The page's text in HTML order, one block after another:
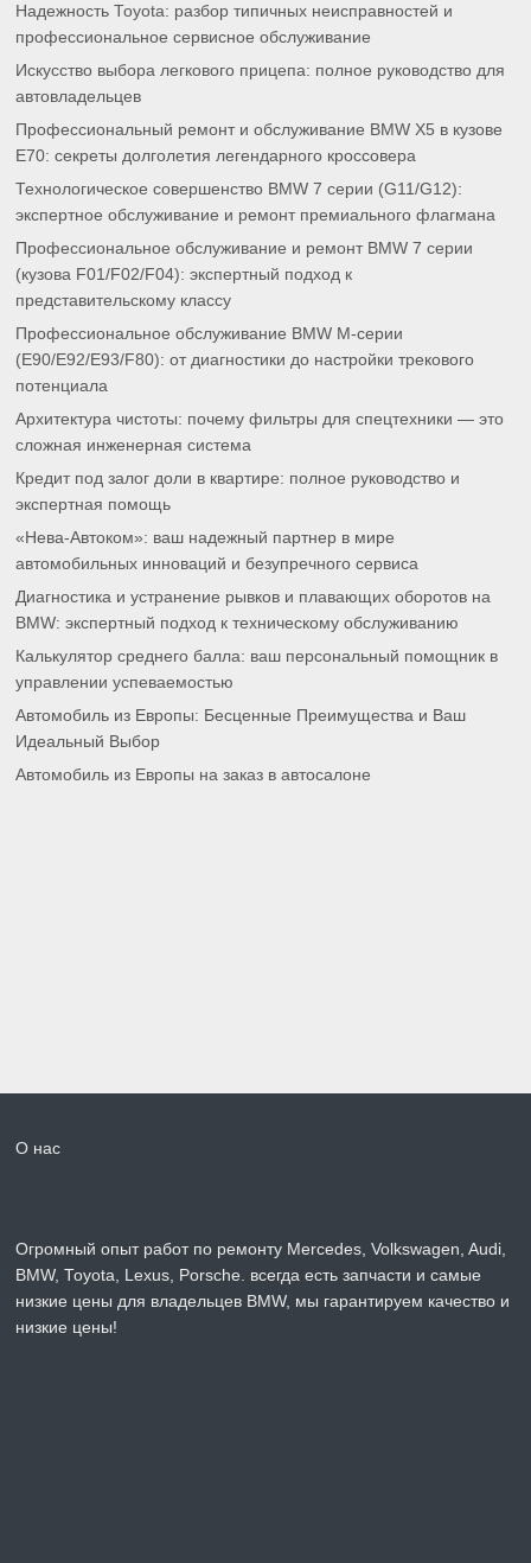
Надежность Toyota: разбор типичных неисправностей и
профессиональное сервисное обслуживание
Искусство выбора легкового прицепа: полное руководство для
автовладельцев
Профессиональный ремонт и обслуживание BMW X5 в кузове
E70: секреты долголетия легендарного кроссовера
Технологическое совершенство BMW 7 серии (G11/G12):
экспертное обслуживание и ремонт премиального флагмана
Профессиональное обслуживание и ремонт BMW 7 серии
(кузова F01/F02/F04): экспертный подход к
представительскому классу
Профессиональное обслуживание BMW M-серии
(E90/E92/E93/F80): от диагностики до настройки трекового
потенциала
Архитектура чистоты: почему фильтры для спецтехники — это
сложная инженерная система
Кредит под залог доли в квартире: полное руководство и
экспертная помощь
«Нева-Автоком»: ваш надежный партнер в мире
автомобильных инноваций и безупречного сервиса
Диагностика и устранение рывков и плавающих оборотов на
BMW: экспертный подход к техническому обслуживанию
Калькулятор среднего балла: ваш персональный помощник в
управлении успеваемостью
Автомобиль из Европы: Бесценные Преимущества и Ваш
Идеальный Выбор
Автомобиль из Европы на заказ в автосалоне
О нас
Огромный опыт работ по ремонту Mercedes, Volkswagen, Audi,
BMW, Toyota, Lexus, Porsche. всегда есть запчасти и самые
низкие цены для владельцев BMW, мы гарантируем качество и
низкие цены!